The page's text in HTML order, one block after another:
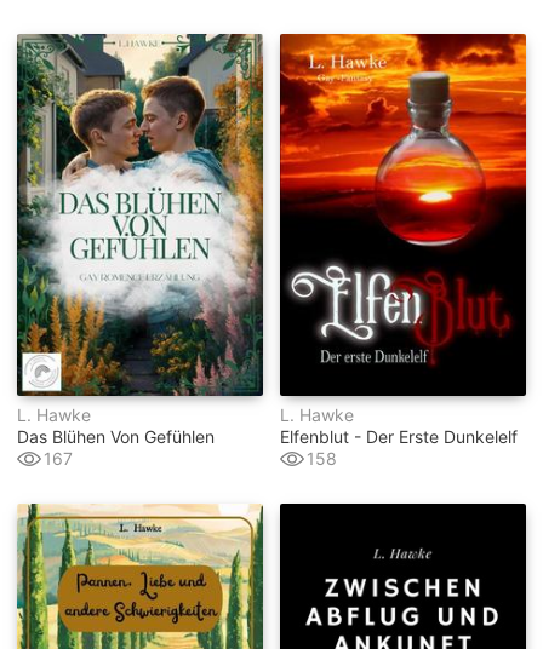
L. Hawke
Das Blühen Von Gefühlen
167
L. Hawke
Elfenblut - Der Erste Dunkelelf
158